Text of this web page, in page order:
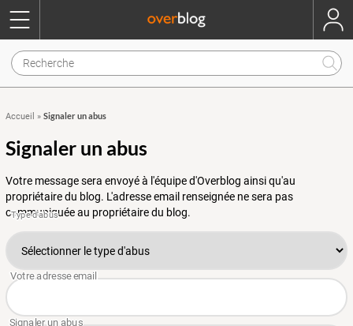
Accueil » Signaler un abus
Signaler un abus
Votre message sera envoyé à l'équipe d'Overblog ainsi qu'au
propriétaire du blog. L'adresse email renseignée ne sera pas
communiquée au propriétaire du blog.